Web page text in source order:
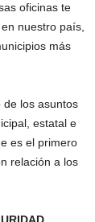
oficinas te
nuestro país,
más
de los asuntos
estatal e
es el primero
relación a los